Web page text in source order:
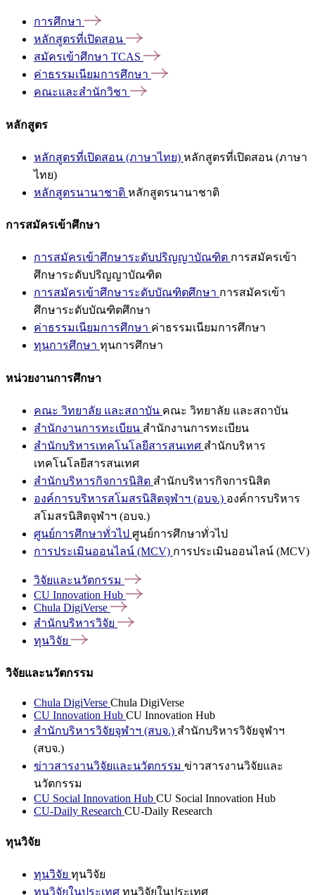
การศึกษา
หลักสูตรที่เปิดสอน
สมัครเข้าศึกษา TCAS
ค่าธรรมเนียมการศึกษา
คณะและสำนักวิชา
หลักสูตร
หลักสูตรที่เปิดสอน (ภาษาไทย) หลักสูตรที่เปิดสอน (ภาษา
ไทย)
หลักสูตรนานาชาติ หลักสูตรนานาชาติ
การสมัครเข้าศึกษา
การสมัครเข้าศึกษาระดับปริญญาบัณฑิต การสมัครเข้า
ศึกษาระดับปริญญาบัณฑิต
การสมัครเข้าศึกษาระดับบัณฑิตศึกษา การสมัครเข้า
ศึกษาระดับบัณฑิตศึกษา
ค่าธรรมเนียมการศึกษา ค่าธรรมเนียมการศึกษา
ทุนการศึกษา ทุนการศึกษา
หน่วยงานการศึกษา
คณะ วิทยาลัย และสถาบัน คณะ วิทยาลัย และสถาบัน
สำนักงานการทะเบียน สำนักงานการทะเบียน
สำนักบริหารเทคโนโลยีสารสนเทศ สำนักบริหาร
เทคโนโลยีสารสนเทศ
สำนักบริหารกิจการนิสิต สำนักบริหารกิจการนิสิต
องค์การบริหารสโมสรนิสิตจุฬาฯ (อบจ.) องค์การบริหาร
สโมสรนิสิตจุฬาฯ (อบจ.)
ศูนย์การศึกษาทั่วไป ศูนย์การศึกษาทั่วไป
การประเมินออนไลน์ (MCV) การประเมินออนไลน์ (MCV)
วิจัยและนวัตกรรม
CU Innovation Hub
Chula DigiVerse
สำนักบริหารวิจัย
ทุนวิจัย
วิจัยและนวัตกรรม
Chula DigiVerse Chula DigiVerse
CU Innovation Hub CU Innovation Hub
สำนักบริหารวิจัยจุฬาฯ (สบจ.) สำนักบริหารวิจัยจุฬาฯ
(สบจ.)
ข่าวสารงานวิจัยและนวัตกรรม ข่าวสารงานวิจัยและ
นวัตกรรม
CU Social Innovation Hub CU Social Innovation Hub
CU-Daily Research CU-Daily Research
ทุนวิจัย
ทุนวิจัย ทุนวิจัย
ทุนวิจัยในประเทศ ทุนวิจัยในประเทศ